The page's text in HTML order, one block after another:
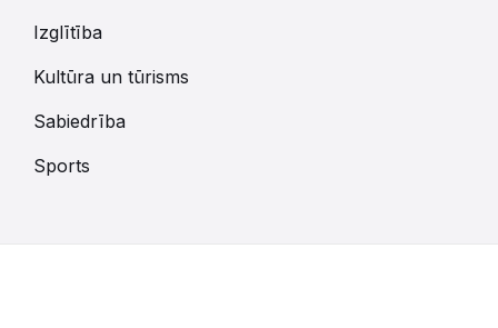
Izglītība
Kultūra un tūrisms
Sabiedrība
Sports